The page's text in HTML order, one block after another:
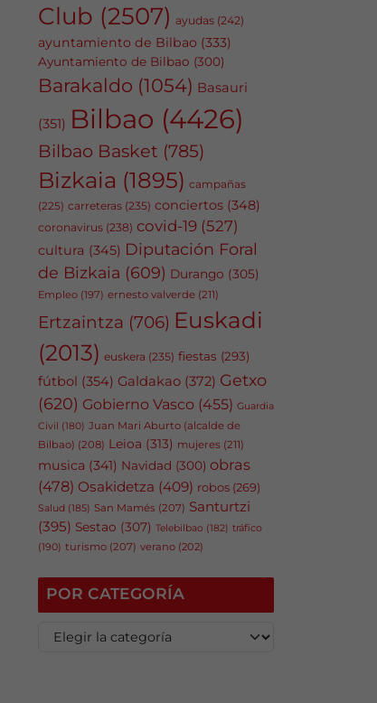
Club (2507) ayudas (242)
ayuntamiento de Bilbao (333)
Ayuntamiento de Bilbao (300)
Barakaldo (1054) Basauri
(351) Bilbao (4426)
Bilbao Basket (785)
Bizkaia (1895) campañas
(225) carreteras (235) conciertos (348)
coronavirus (238) covid-19 (527)
cultura (345) Diputación Foral
de Bizkaia (609) Durango (305)
Empleo (197) ernesto valverde (211)
Ertzaintza (706) Euskadi
(2013) euskera (235) fiestas (293)
fútbol (354) Galdakao (372) Getxo
(620) Gobierno Vasco (455) Guardia
Civil (180) Juan Mari Aburto (alcalde de
Bilbao) (208) Leioa (313) mujeres (211)
musica (341) Navidad (300) obras
(478) Osakidetza (409) robos (269)
Salud (185) San Mamés (207) Santurtzi
(395) Sestao (307) Telebilbao (182) tráfico
(190) turismo (207) verano (202)
POR CATEGORÍA